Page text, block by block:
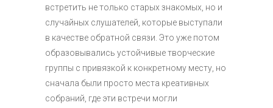
встретить не только старых знакомых, но и
случайных слушателей, которые выступали
в качестве обратной связи. Это уже потом
образовывались устойчивые творческие
группы с привязкой к конкретному месту, но
сначала были просто места креативных
собраний, где эти встречи могли